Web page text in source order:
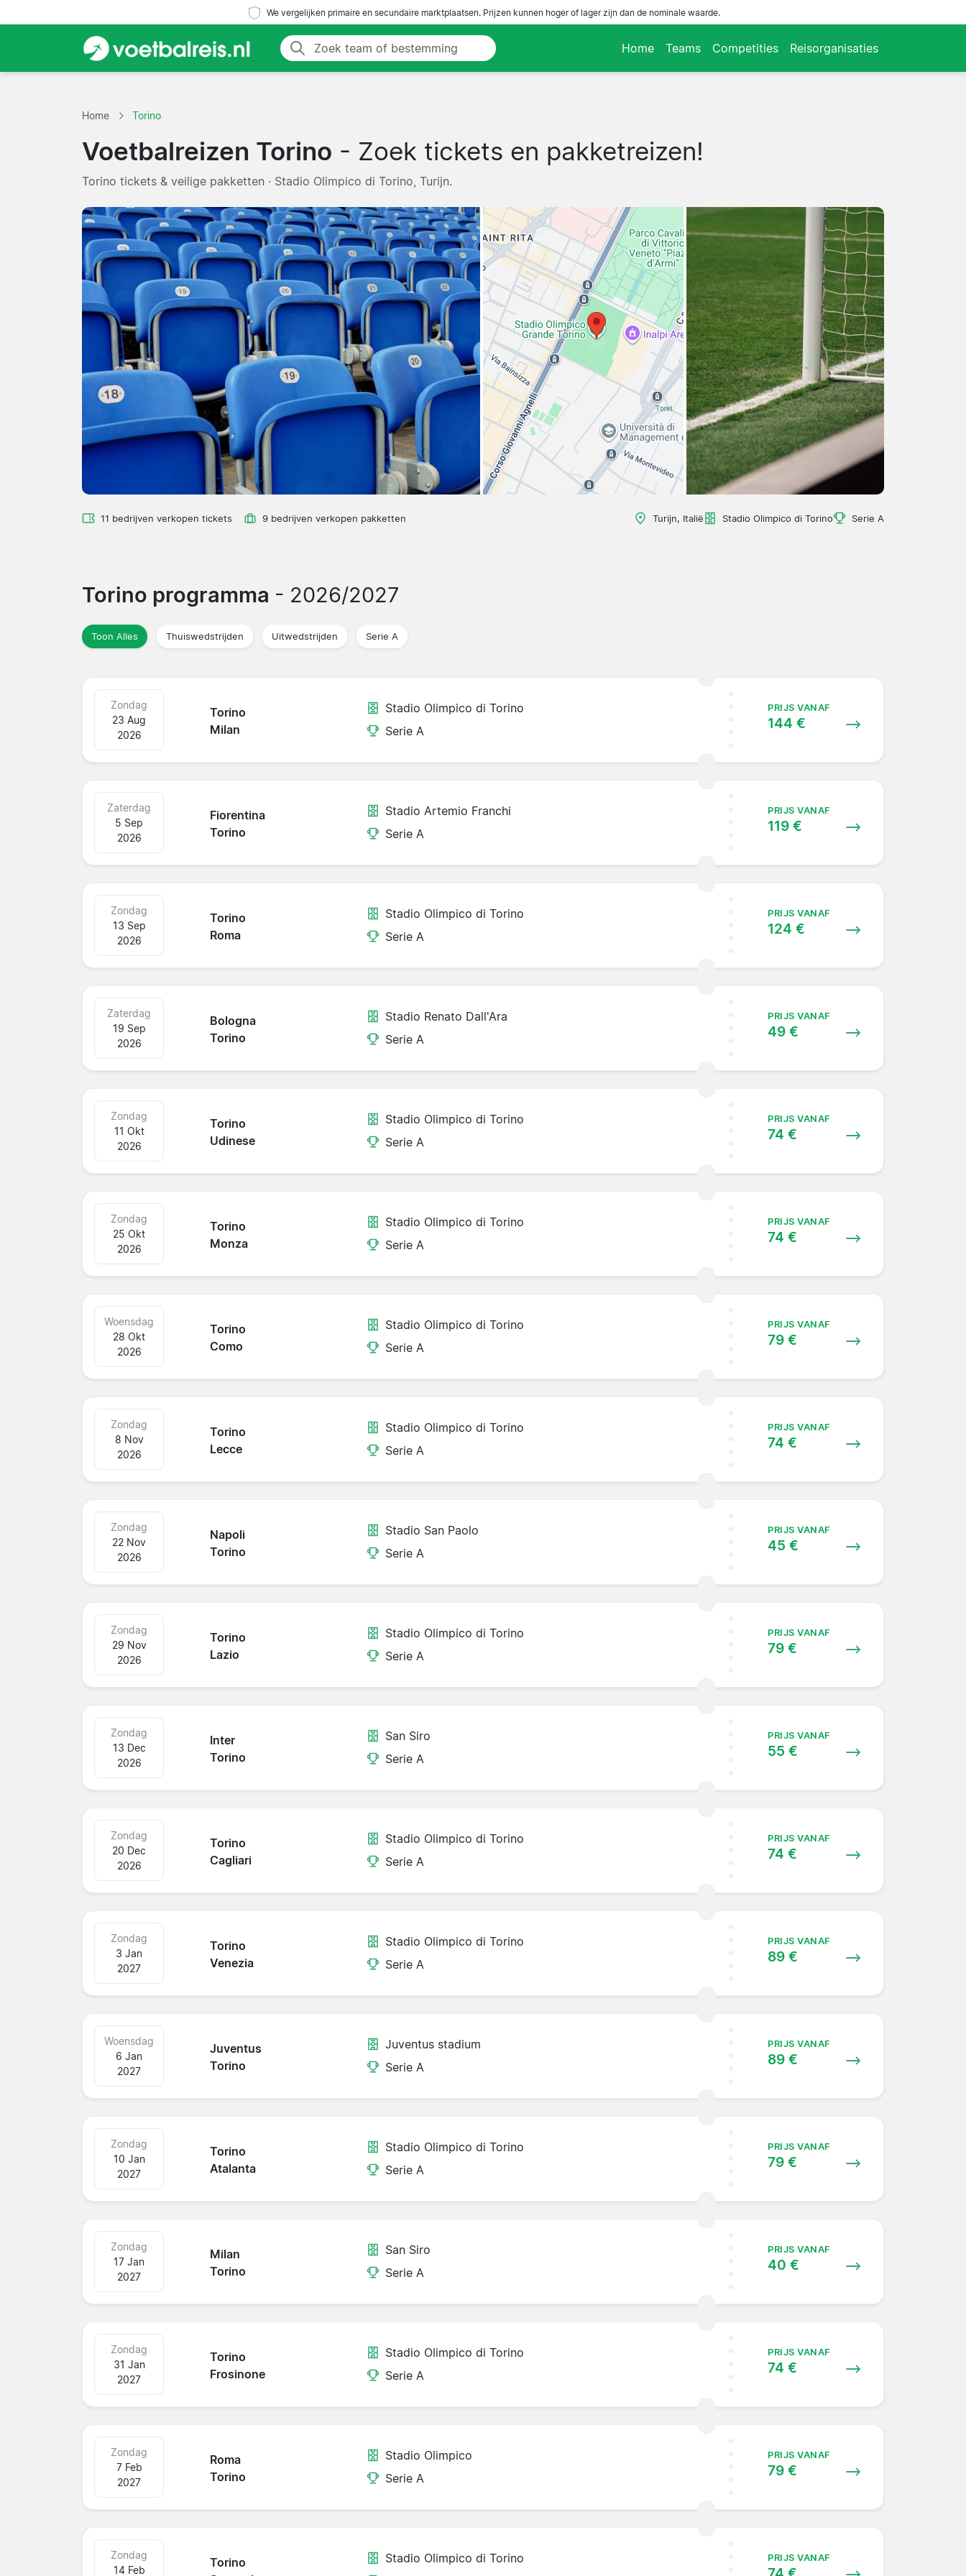
We vergelijken primaire en secundaire marktplaatsen. Prijzen kunnen hoger of lager zijn dan de nominale waarde.
Home Teams Competities Reisorganisaties
Home Torino
Voetbalreizen Torino - Zoek tickets en pakketreizen!
Torino tickets & veilige pakketten · Stadio Olimpico di Torino, Turijn.
11 bedrijven verkopen tickets 9 bedrijven verkopen pakketten Turijn, Italië Stadio Olimpico di Torino Serie A
Torino programma - 2026/2027
Toon Alles Thuiswedstrijden Uitwedstrijden Serie A
Torino
Milan
Zondag
23 Aug
2026
Stadio Olimpico di Torino
Serie A
PRIJS VANAF
144 €
Fiorentina
Torino
Zaterdag
5 Sep
2026
Stadio Artemio Franchi
Serie A
PRIJS VANAF
119 €
Torino
Roma
Zondag
13 Sep
2026
Stadio Olimpico di Torino
Serie A
PRIJS VANAF
124 €
Bologna
Torino
Zaterdag
19 Sep
2026
Stadio Renato Dall'Ara
Serie A
PRIJS VANAF
49 €
Torino
Udinese
Zondag
11 Okt
2026
Stadio Olimpico di Torino
Serie A
PRIJS VANAF
74 €
Torino
Monza
Zondag
25 Okt
2026
Stadio Olimpico di Torino
Serie A
PRIJS VANAF
74 €
Torino
Como
Woensdag
28 Okt
2026
Stadio Olimpico di Torino
Serie A
PRIJS VANAF
79 €
Torino
Lecce
Zondag
8 Nov
2026
Stadio Olimpico di Torino
Serie A
PRIJS VANAF
74 €
Napoli
Torino
Zondag
22 Nov
2026
Stadio San Paolo
Serie A
PRIJS VANAF
45 €
Torino
Lazio
Zondag
29 Nov
2026
Stadio Olimpico di Torino
Serie A
PRIJS VANAF
79 €
Inter
Torino
Zondag
13 Dec
2026
San Siro
Serie A
PRIJS VANAF
55 €
Torino
Cagliari
Zondag
20 Dec
2026
Stadio Olimpico di Torino
Serie A
PRIJS VANAF
74 €
Torino
Venezia
Zondag
3 Jan
2027
Stadio Olimpico di Torino
Serie A
PRIJS VANAF
89 €
Juventus
Torino
Woensdag
6 Jan
2027
Juventus stadium
Serie A
PRIJS VANAF
89 €
Torino
Atalanta
Zondag
10 Jan
2027
Stadio Olimpico di Torino
Serie A
PRIJS VANAF
79 €
Milan
Torino
Zondag
17 Jan
2027
San Siro
Serie A
PRIJS VANAF
40 €
Torino
Frosinone
Zondag
31 Jan
2027
Stadio Olimpico di Torino
Serie A
PRIJS VANAF
74 €
Roma
Torino
Zondag
7 Feb
2027
Stadio Olimpico
Serie A
PRIJS VANAF
79 €
Torino
Zondag
14 Feb
Stadio Olimpico di Torino
PRIJS VANAF